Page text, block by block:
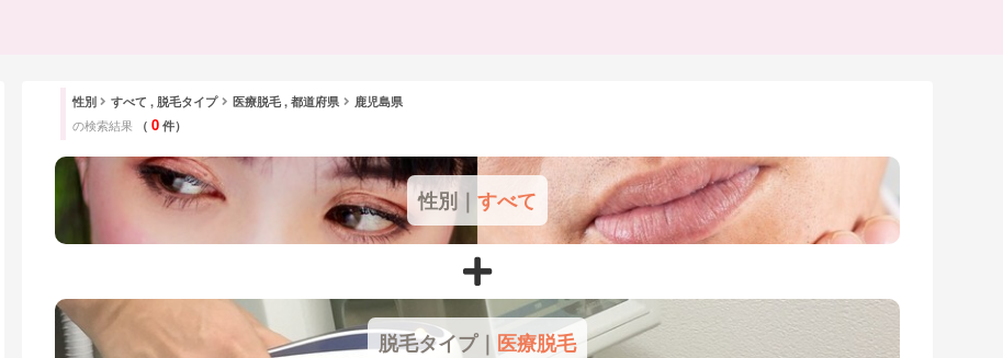
性別 すべて , 脱毛タイプ 医療脱毛 , 都道府県 鹿児島県
の検索結果 （ 0件）
性別｜ すべて
脱毛タイプ｜ 医療脱毛